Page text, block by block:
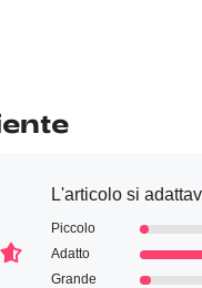
L'articolo si
Piccolo
Adatto
Grande